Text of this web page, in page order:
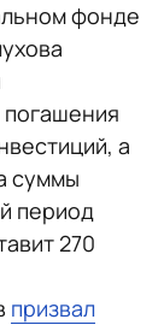
фонде
а
суммы
период
270
призвал